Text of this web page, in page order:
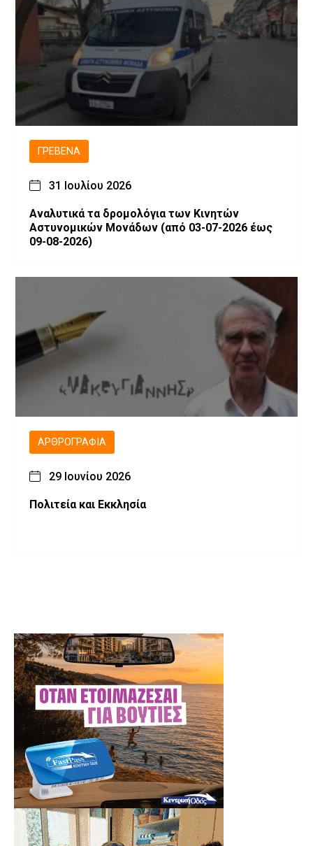
ΓΡΕΒΕΝΆ
31 Ιουλίου 2026
Αναλυτικά τα δρομολόγια των Κινητών
Αστυνομικών Μονάδων (από 03-07-2026 έως
09-08-2026)
ΑΡΘΡΟΓΡΑΦΊΑ
29 Ιουνίου 2026
Πολιτεία και Εκκλησία